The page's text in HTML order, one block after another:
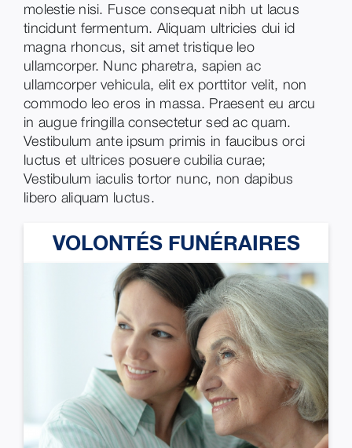
molestie nisi. Fusce consequat nibh ut lacus
tincidunt fermentum. Aliquam ultricies dui id
magna rhoncus, sit amet tristique leo
ullamcorper. Nunc pharetra, sapien ac
ullamcorper vehicula, elit ex porttitor velit, non
commodo leo eros in massa. Praesent eu arcu
in augue fringilla consectetur sed ac quam.
Vestibulum ante ipsum primis in faucibus orci
luctus et ultrices posuere cubilia curae;
Vestibulum iaculis tortor nunc, non dapibus
libero aliquam luctus.
VOLONTÉS FUNÉRAIRES